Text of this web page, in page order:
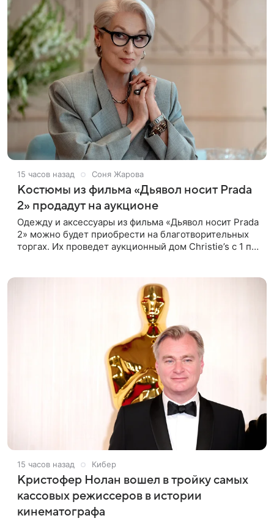
15 часов назад Соня Жарова
Костюмы из фильма «Дьявол носит Prada
2» продадут на аукционе
Одежду и аксессуары из фильма «Дьявол носит Prada
2» можно будет приобрести на благотворительных
торгах. Их проведет аукционный дом Christie’s с 1 по
15 часов назад Кибер
Кристофер Нолан вошел в тройку самых
кассовых режиссеров в истории
кинематографа